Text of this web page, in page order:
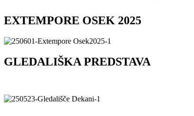
EXTEMPORE OSEK 2025
GLEDALIŠKA PREDSTAVA